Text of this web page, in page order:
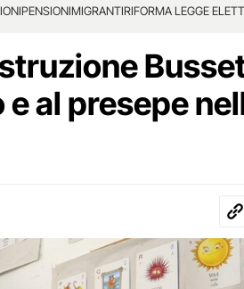
PENSIONIMIGRANTIRIFORMA LEGGE
al presepe